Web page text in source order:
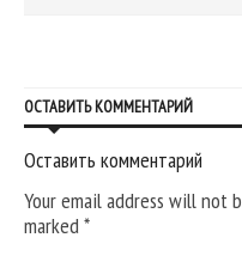
ОСТАВИТЬ КОММЕНТАРИЙ
Оставить комментарий
Your email address will not
marked*